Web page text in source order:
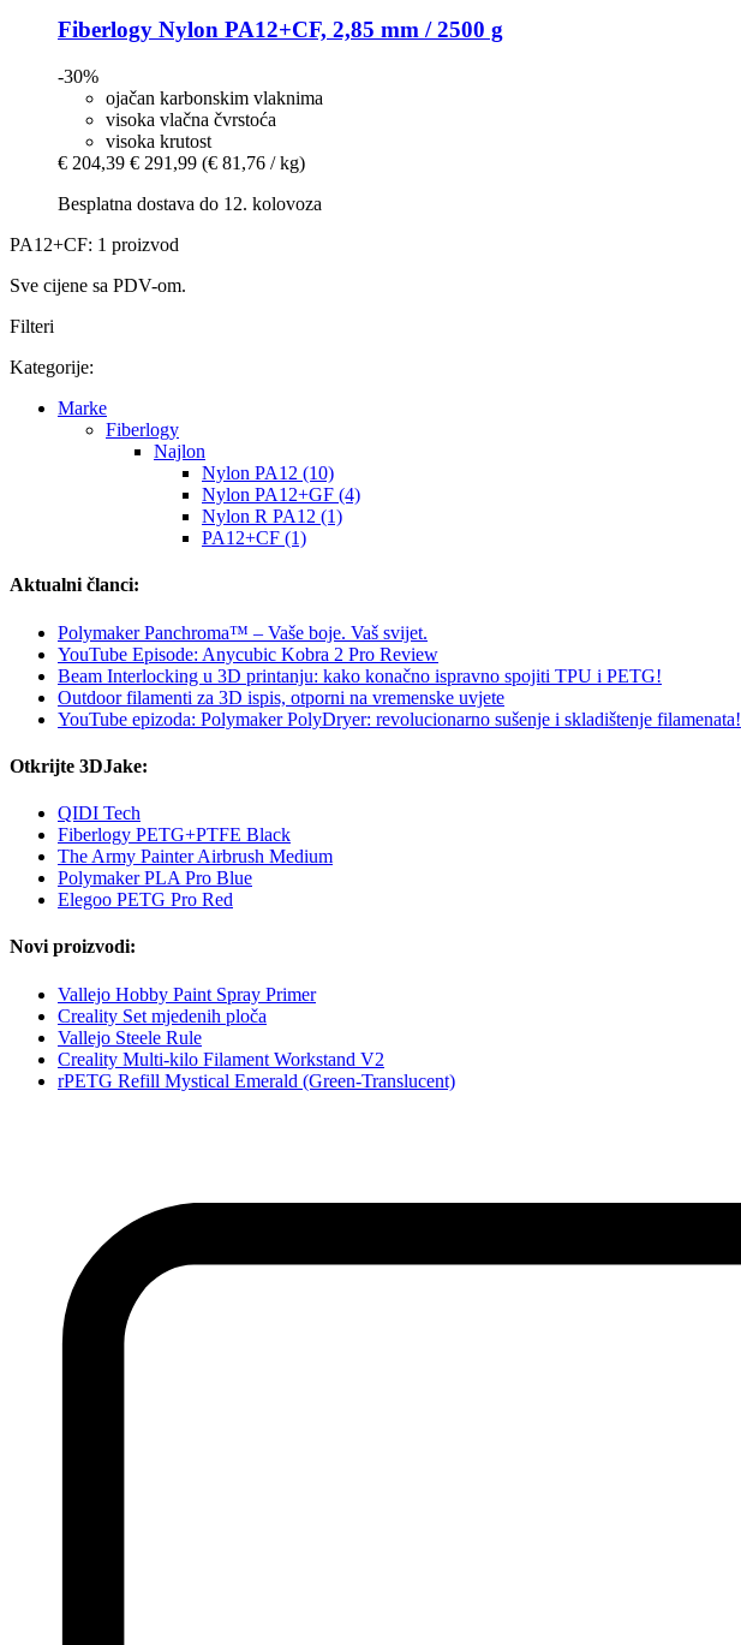
Fiberlogy Nylon PA12+CF, 2,85 mm / 2500 g
-30%
ojačan karbonskim vlaknima
visoka vlačna čvrstoća
visoka krutost
€ 204,39 € 291,99 (€ 81,76 / kg)
Besplatna dostava do 12. kolovoza
PA12+CF: 1 proizvod
Sve cijene sa PDV-om.
Filteri
Kategorije:
Marke
Fiberlogy
Najlon
Nylon PA12 (10)
Nylon PA12+GF (4)
Nylon R PA12 (1)
PA12+CF (1)
Aktualni članci:
Polymaker Panchroma™ – Vaše boje. Vaš svijet.
YouTube Episode: Anycubic Kobra 2 Pro Review
Beam Interlocking u 3D printanju: kako konačno ispravno spojiti TPU i PETG!
Outdoor filamenti za 3D ispis, otporni na vremenske uvjete
YouTube epizoda: Polymaker PolyDryer: revolucionarno sušenje i skladištenje filamenata!
Otkrijte 3DJake:
QIDI Tech
Fiberlogy PETG+PTFE Black
The Army Painter Airbrush Medium
Polymaker PLA Pro Blue
Elegoo PETG Pro Red
Novi proizvodi:
Vallejo Hobby Paint Spray Primer
Creality Set mjedenih ploča
Vallejo Steele Rule
Creality Multi-kilo Filament Workstand V2
rPETG Refill Mystical Emerald (Green-Translucent)